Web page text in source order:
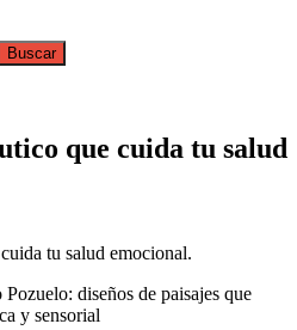
que cuida tu salud
diseños de paisajes que
y sensorial